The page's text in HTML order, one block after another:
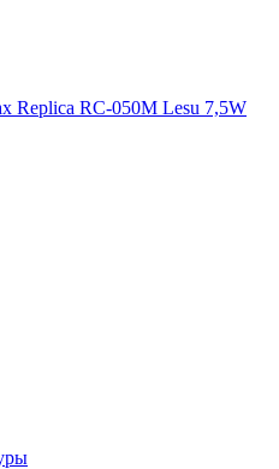
Replica RC-050M Lesu 7,5W